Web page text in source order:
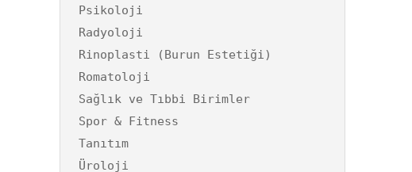
Psikoloji
Radyoloji
Rinoplasti (Burun Estetiği)
Romatoloji
Sağlık ve Tıbbi Birimler
Spor & Fitness
Tanıtım
Üroloji